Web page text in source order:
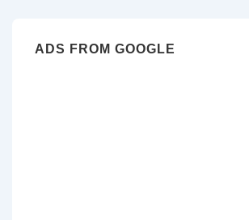
ADS FROM GOOGLE